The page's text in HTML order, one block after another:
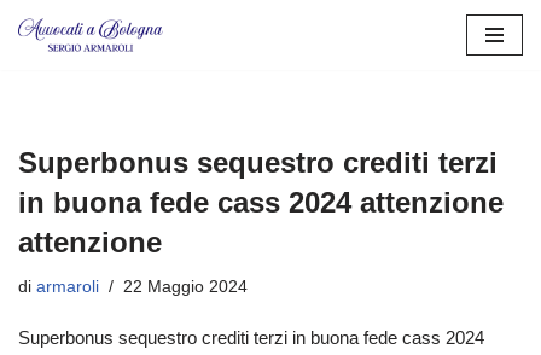
Superbonus sequestro crediti terzi
in buona fede cass 2024 attenzione
attenzione
di armaroli 22 Maggio 2024
Superbonus sequestro crediti terzi in buona fede cass 2024